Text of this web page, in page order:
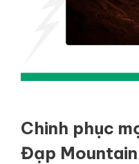
Chinh phục
Đạp